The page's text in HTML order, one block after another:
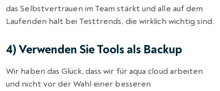
das Selbstvertrauen im Team stärkt und alle auf dem
Laufenden hält bei Testtrends, die wirklich wichtig sind.
4) Verwenden Sie Tools als Backup
Wir haben das Glück, dass wir für aqua cloud arbeiten
und nicht vor der Wahl einer besseren